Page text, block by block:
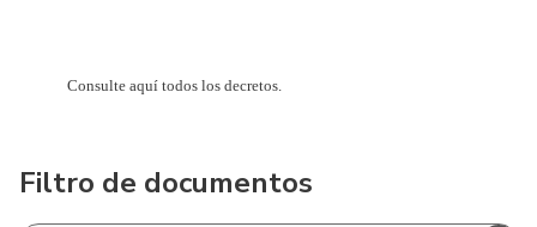
Consulte aquí todos los decretos.
Filtro de documentos